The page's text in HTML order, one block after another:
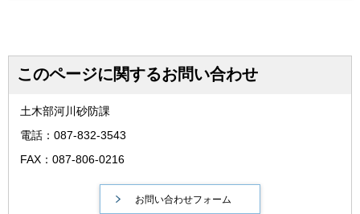
このページに関するお問い合わせ
土木部河川砂防課
電話：087-832-3543
FAX：087-806-0216